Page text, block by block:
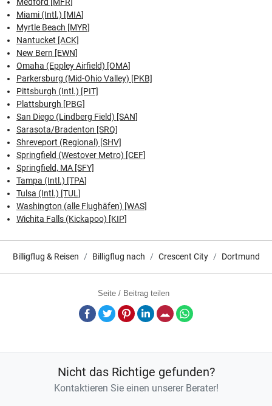
Miami (Intl.) [MIA]
Myrtle Beach [MYR]
Nantucket [ACK]
New Bern [EWN]
Omaha (Eppley Airfield) [OMA]
Parkersburg (Mid-Ohio Valley) [PKB]
Pittsburgh (Intl.) [PIT]
Plattsburgh [PBG]
San Diego (Lindberg Field) [SAN]
Sarasota/Bradenton [SRQ]
Shreveport (Regional) [SHV]
Springfield (Westover Metro) [CEF]
Springfield, MA [SFY]
Tampa (Intl.) [TPA]
Tulsa (Intl.) [TUL]
Washington (alle Flughäfen) [WAS]
Wichita Falls (Kickapoo) [KIP]
Billigflug & Reisen Billigflug nach Crescent City Dortmund
Seite / Beitrag teilen
Facebook
TwitterPinterestLinkedInE-Mail
Nicht das Richtige gefunden?
Kontaktieren Sie einen unserer Berater!